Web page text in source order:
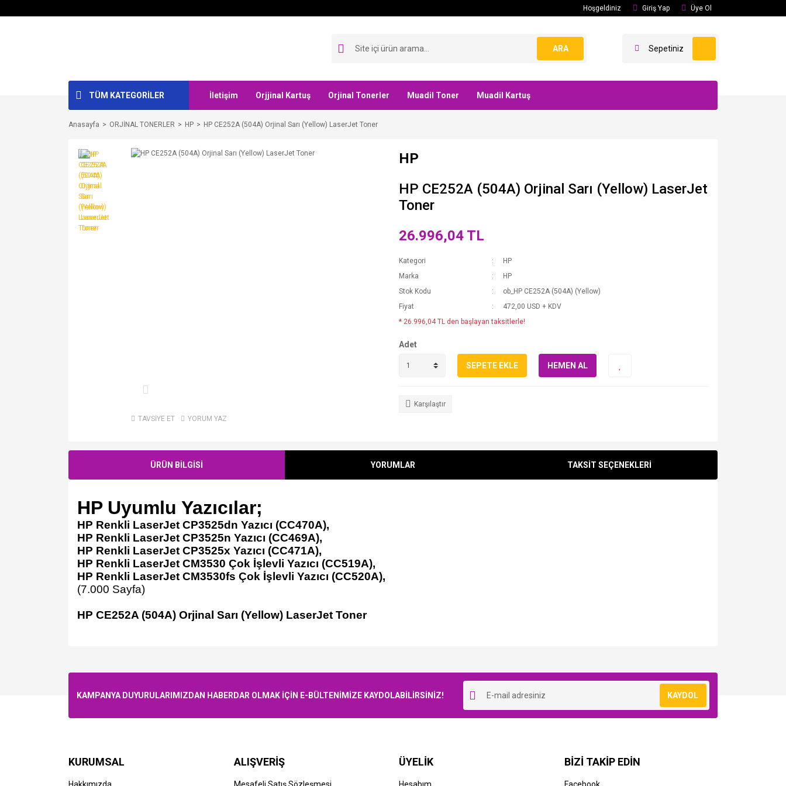
Hoşgeldiniz Giriş Yap Üye Ol
ARA Sepetiniz
TÜM KATEGORİLER İletişim Orjjinal Kartuş Orjinal Tonerler Muadil Toner Muadil Kartuş
Anasayfa ORJİNAL TONERLER HP HP CE252A (504A) Orjinal Sarı (Yellow) LaserJet Toner
TAVSİYE ET YORUM YAZ
HP
HP CE252A (504A) Orjinal Sarı (Yellow) LaserJet
Toner
26.996,04 TL
Kategori
HP
Marka
HP
Stok Kodu
ob_HP CE252A (504A) (Yellow)
Fiyat
472,00 USD + KDV
* 26.996,04 TL den başlayan taksitlerle!
Adet
SEPETE EKLE HEMEN AL
Karşılaştır
ÜRÜN BİLGİSİ YORUMLAR TAKSİT SEÇENEKLERİ
HP Uyumlu Yazıcılar;
HP Renkli LaserJet CP3525dn Yazıcı (CC470A),
HP Renkli LaserJet CP3525n Yazıcı (CC469A),
HP Renkli LaserJet CP3525x Yazıcı (CC471A),
HP Renkli LaserJet CM3530 Çok İşlevli Yazıcı (CC519A),
HP Renkli LaserJet CM3530fs Çok İşlevli Yazıcı (CC520A),
(7.000 Sayfa)
HP CE252A (504A) Orjinal Sarı (Yellow) LaserJet Toner
KAMPANYA DUYURULARIMIZDAN HABERDAR OLMAK İÇİN E-BÜLTENİMİZE KAYDOLABİLİRSİNİZ! KAYDOL
KURUMSAL ALIŞVERİŞ ÜYELİK BİZİ TAKİP EDİN